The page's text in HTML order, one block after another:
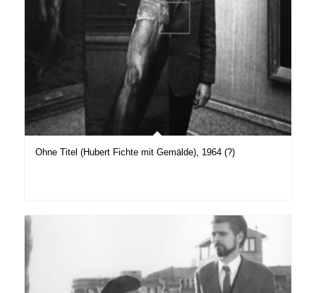
Ohne Titel (Hubert Fichte mit Gemälde), 1964 (?)